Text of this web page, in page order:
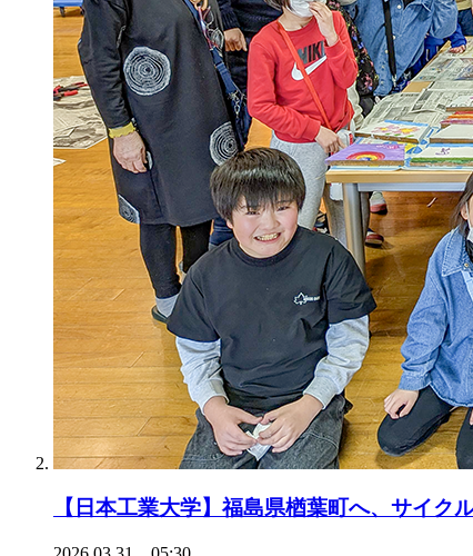
【日本工業大学】福島県楢葉町へ、サイ